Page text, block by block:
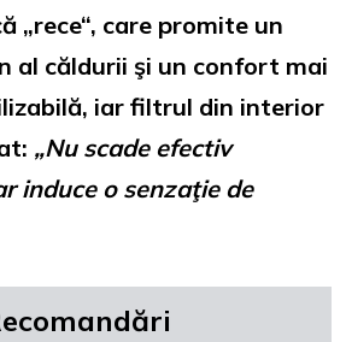
„rece“, care promite un
al căldurii şi un confort mai
iar filtrul din interior
„Nu scade efectiv
induce o senzaţie de